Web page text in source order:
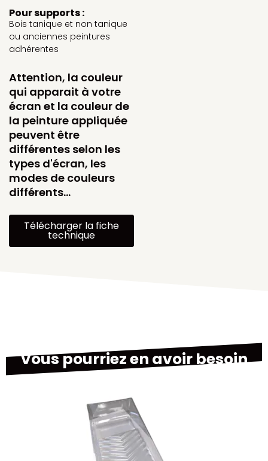
Pour supports :
Bois tanique et non tanique
ou anciennes peintures
adhérentes
Attention, la couleur
qui apparait à votre
écran et la couleur de
la peinture appliquée
peuvent être
différentes selon les
types d'écran, les
modes de couleurs
différents…
Télécharger la fiche
technique
Vous pourriez en avoir besoin